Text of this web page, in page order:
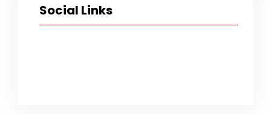
Social Links